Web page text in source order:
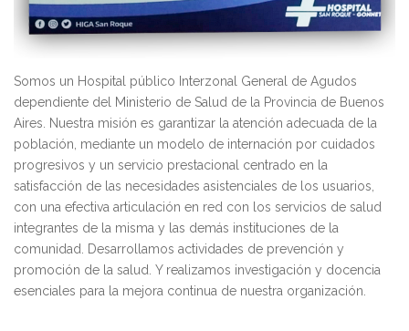
Somos un Hospital público Interzonal General de Agudos
dependiente del Ministerio de Salud de la Provincia de Buenos
Aires. Nuestra misión es garantizar la atención adecuada de la
población, mediante un modelo de internación por cuidados
progresivos y un servicio prestacional centrado en la
satisfacción de las necesidades asistenciales de los usuarios,
con una efectiva articulación en red con los servicios de salud
integrantes de la misma y las demás instituciones de la
comunidad. Desarrollamos actividades de prevención y
promoción de la salud. Y realizamos investigación y docencia
esenciales para la mejora continua de nuestra organización.